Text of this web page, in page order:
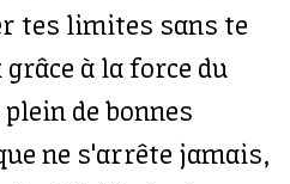
tes limites sans te
à la force du
de bonnes
ne s'arrête jamais,